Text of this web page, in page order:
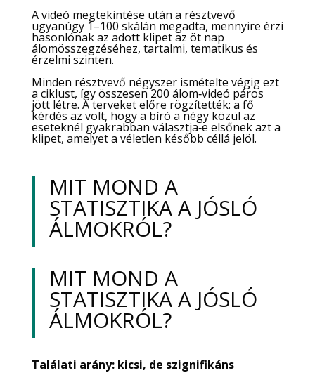
A videó megtekintése után a résztvevő
ugyanúgy 1–100 skálán megadta, mennyire érzi
hasonlónak az adott klipet az öt nap
álomösszegzéséhez, tartalmi, tematikus és
érzelmi szinten.
Minden résztvevő négyszer ismételte végig ezt
a ciklust, így összesen 200 álom‑videó páros
jött létre. A terveket előre rögzítették: a fő
kérdés az volt, hogy a bíró a négy közül az
eseteknél gyakrabban választja‑e elsőnek azt a
klipet, amelyet a véletlen később céllá jelöl.
​MIT MOND A
STATISZTIKA A JÓSLÓ
ÁLMOKRÓL?
​MIT MOND A
STATISZTIKA A JÓSLÓ
ÁLMOKRÓL?
Találati arány: kicsi, de szignifikáns